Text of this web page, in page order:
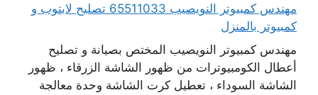
مهندس كمبيوتر النويصيب 65511033 تصليح لابتوب و
كمبيوتر بالمنزل
مهندس كمبيوتر النويصيب المختص بصيانة و تصليح
أعطال الكومبيوترات من ظهور الشاشة الزرقاء ، ظهور
الشاشة السوداء ، تعطيل كرت الشاشة وحدة معالجة